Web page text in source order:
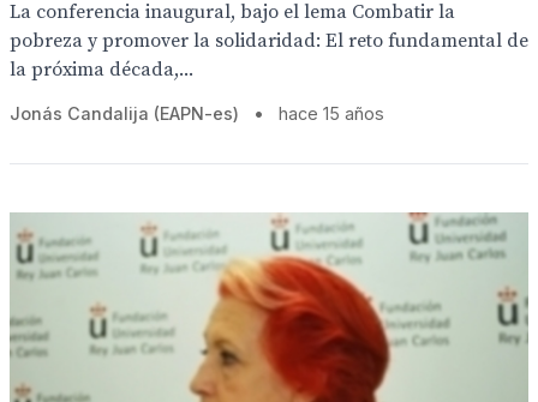
La conferencia inaugural, bajo el lema Combatir la
pobreza y promover la solidaridad: El reto fundamental de
la próxima década,...
Jonás Candalija (EAPN-es) • hace 15 años